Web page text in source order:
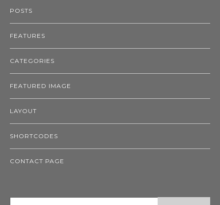
POSTS
FEATURES
CATEGORIES
FEATURED IMAGE
LAYOUT
SHORTCODES
CONTACT PAGE